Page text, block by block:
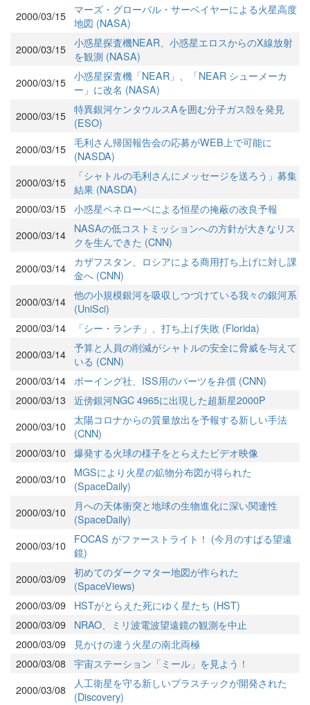
2000/03/15
マーズ・グローバル・サーベイヤーによる火星高度
地図 (NASA)
2000/03/15 小惑星探査機NEAR、小惑星エロスからのX線放射
を観測 (NASA)
2000/03/15 小惑星探査機「NEAR」、「NEAR シューメーカ
ー」に改名 (NASA)
2000/03/15 特異銀河ケンタウルスAを囲む分子ガス殻を発見
(ESO)
2000/03/15 毛利さん帰国報告会の応募がWEB上で可能に
(NASDA)
2000/03/15
「シャトルの毛利さんにメッセージを送ろう」募集
結果 (NASDA)
2000/03/15 小惑星ペネローペによる恒星の掩蔽の改良予報
2000/03/14
NASAの低コストミッションへの方針が大きなリス
クを生んできた (CNN)
2000/03/14
カザフスタン、ロシアによる商用打ち上げに対し課
金へ (CNN)
2000/03/14 他の小規模銀河を吸収しつづけている我々の銀河系
(UniSci)
2000/03/14
「シー・ランチ」、打ち上げ失敗 (Florida)
2000/03/14 予算と人員の削減がシャトルの安全に脅威を与えて
いる (CNN)
2000/03/14 ボーイング社、ISS用のパーツを弁償 (CNN)
2000/03/13 近傍銀河NGC 4965に出現した超新星2000P
2000/03/10
太陽コロナからの質量放出を予報する新しい手法
(CNN)
2000/03/10 爆発する火球の様子をとらえたビデオ映像
2000/03/10
MGSにより火星の鉱物分布図が得られた
(SpaceDaily)
2000/03/10
月への天体衝突と地球の生物進化に深い関連性
(SpaceDaily)
2000/03/10
FOCAS がファーストライト！ (今月のすばる望遠
鏡)
2000/03/09 初めてのダークマター地図が作られた
(SpaceViews)
2000/03/09
HSTがとらえた死にゆく星たち (HST)
2000/03/09
NRAO、ミリ波電波望遠鏡の観測を中止
2000/03/09
見かけの違う火星の南北両極
2000/03/08 宇宙ステーション「ミール」を見よう！
2000/03/08
人工衛星を守る新しいプラスチックが開発された
(Discovery)